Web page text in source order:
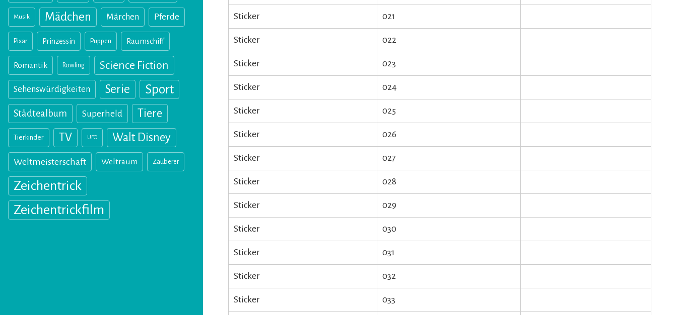
Musik Mädchen Märchen Pferde
Pixar Prinzessin Puppen Raumschiff
Romantik Rowling Science Fiction
Sehenswürdigkeiten Serie Sport
Städtealbum Superheld Tiere
Tierkinder TV UFO Walt Disney
Weltmeisterschaft Weltraum Zauberer
Zeichentrick
Zeichentrickfilm
Sticker 021
Sticker 022
Sticker 023
Sticker 024
Sticker 025
Sticker 026
Sticker 027
Sticker 028
Sticker 029
Sticker 030
Sticker 031
Sticker 032
Sticker 033